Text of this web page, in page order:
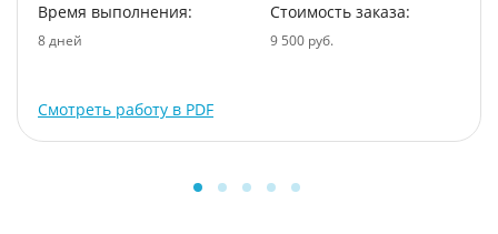
Время выполнения:
8 дней
Стоимость заказа:
9 500 руб.
Смотреть работу в PDF